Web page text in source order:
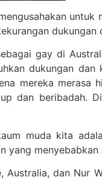
dukungan
gay di
dukungan
mereka merasa
dan beribadah.
muda kita
menyebabkan
dan Nur